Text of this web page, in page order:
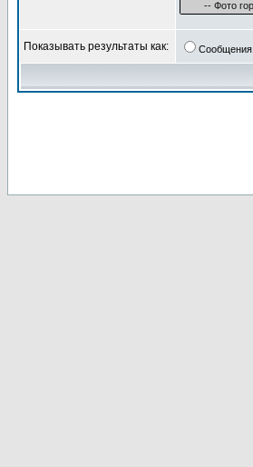
Показывать результаты как: Сообщения